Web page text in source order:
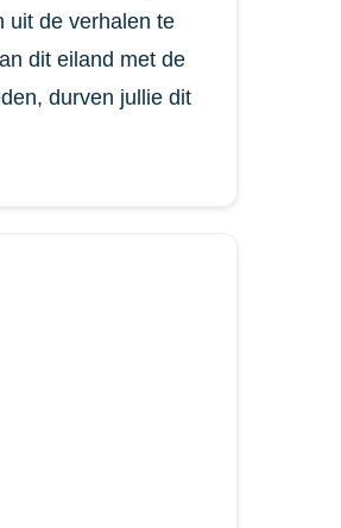
uit de verhalen te
dit eiland met de
durven jullie dit